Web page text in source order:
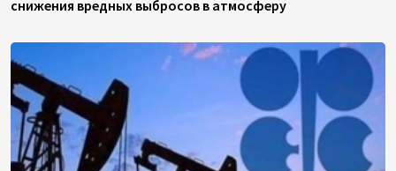
снижения вредных выбросов в атмосферу